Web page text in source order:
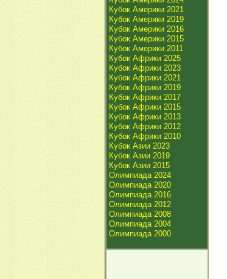
Кубок Америки 2021
Кубок Америки 2019
Кубок Америки 2016
Кубок Америки 2015
Кубок Америки 2011
Кубок Африки 2025
Кубок Африки 2023
Кубок Африки 2021
Кубок Африки 2019
Кубок Африки 2017
Кубок Африки 2015
Кубок Африки 2013
Кубок Африки 2012
Кубок Африки 2010
Кубок Азии 2023
Кубок Азии 2019
Кубок Азии 2015
Олимпиада 2024
Олимпиада 2020
Олимпиада 2016
Олимпиада 2012
Олимпиада 2008
Олимпиада 2004
Олимпиада 2000